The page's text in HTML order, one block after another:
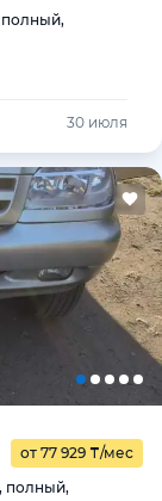
полный,
30 июля
от 77 929 ₸/мес
полный,